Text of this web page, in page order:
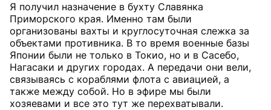
Я получил назначение в бухту Славянка
Приморского края. Именно там были
организованы вахты и круглосуточная слежка за
объектами противника. В то время военные базы
Японии были не только в Токио, но и в Сасебо,
Нагасаки и других городах. А передачи они вели,
связываясь с кораблями флота с авиацией, а
также между собой. Но в эфире мы были
хозяевами и все это тут же перехватывали.